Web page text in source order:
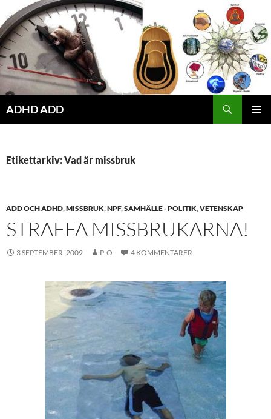
Hoppa
till
innehåll
ADHD ADD
Etikettarkiv: Vad är missbruk
ADD OCH ADHD,MISSBRUK,NPF,SAMHÄLLE - POLITIK,VETENSKAP
STRAFFA MISSBRUKARNA!
3 SEPTEMBER, 2009 P-O 4 KOMMENTARER